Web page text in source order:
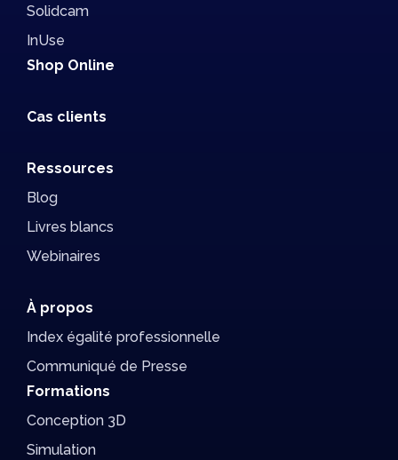
Solidcam
InUse
Shop Online
Cas clients
Ressources
Blog
Livres blancs
Webinaires
À propos
Index égalité professionnelle
Communiqué de Presse
Formations
Conception 3D
Simulation